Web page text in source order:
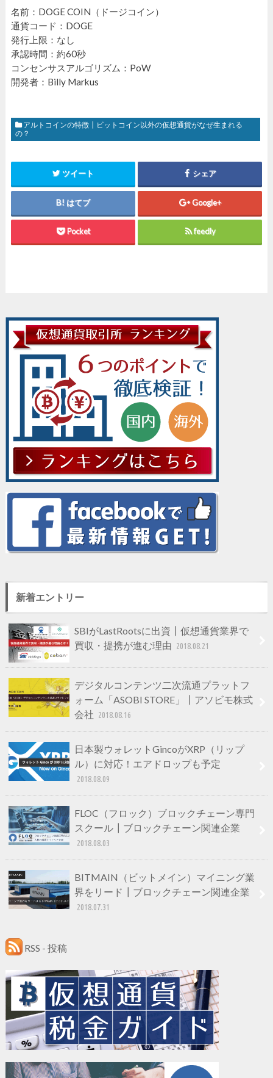
名前：DOGE COIN（ドージコイン）
通貨コード：DOGE
発行上限：なし
承認時間：約60秒
コンセンサスアルゴリズム：PoW
開発者：Billy Markus
アルトコインの特徴┃ビットコイン以外の仮想通貨がなぜ生まれる
の？
ツイート シェア
はてブ Google+
Pocket feedly
新着エントリー
SBIがLastRootsに出資┃仮想通貨業界で
買収・提携が進む理由 2018.08.21
デジタルコンテンツ二次流通プラットフ
ォーム「ASOBI STORE」┃アソビモ株式
会社 2018.08.16
日本製ウォレットGincoがXRP（リップ
ル）に対応！エアドロップも予定
2018.08.09
FLOC（フロック）ブロックチェーン専門
スクール┃ブロックチェーン関連企業
2018.08.03
BITMAIN（ビットメイン）マイニング業
界をリード┃ブロックチェーン関連企業
2018.07.31
RSS - 投稿